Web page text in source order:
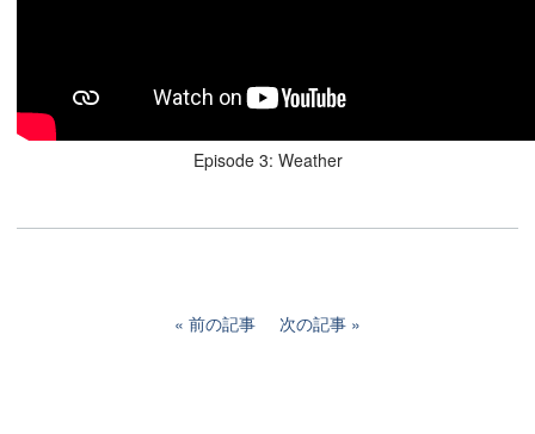
Episode 3: Weather
前の記事 次の記事